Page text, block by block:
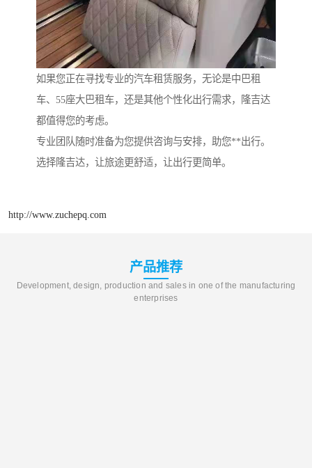
如果您正在寻找专业的汽车租赁服务，无论是中巴租
车、55座大巴租车，还是其他个性化出行需求，隆吉达
都值得您的考虑。
专业团队随时准备为您提供咨询与安排，助您**出行。
选择隆吉达，让旅途更舒适，让出行更简单。
http://www.zuchepq.com
产品推荐
Development, design, production and sales in one of the manufacturing
enterprises